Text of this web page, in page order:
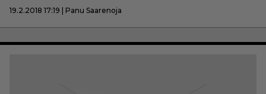
19.2.2018 17:19 | Panu Saarenoja